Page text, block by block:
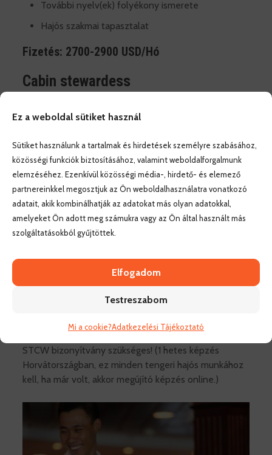
Ez a weboldal sütiket használ
Sütiket használunk a tartalmak és hirdetések személyre szabásához,
közösségi funkciók biztosításához, valamint weboldalforgalmunk
elemzéséhez. Ezenkívül közösségi média-, hirdető- és elemező
partnereinkkel megosztjuk az Ön weboldalhasználatra vonatkozó
adatait, akik kombinálhatják az adatokat más olyan adatokkal,
amelyeket Ön adott meg számukra vagy az Ön által használt más
szolgáltatásokból gyűjtöttek.
Elfogadom
Testreszabom
Mi a cookie?Adatkezelési Tájékoztató
További nyelv(ek) folyékony ismerete
Hajós szakmai tapasztalat
Fizetés: 2700-2900 USD/Hó
Cabin stewardess
Elvárások
szállodai szobalány tapasztalat(ajánlólevéllel)
Pozitív hozzáállás
Nyitottság és rugalmasság
Rugalmasság
Hajós szakmai tapasztalat
Fizetés: 2400 USD/Hó
Fontos a kiváló angol nyelvtudás,
STCW bizonyítvány szükséges! (1 hetes képzés
Horvátországban, ez minden tengeri hajós munkához
kell, ha már volt, akkor megújító képzés online.)